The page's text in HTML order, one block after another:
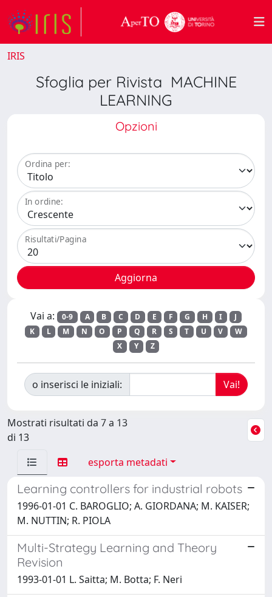
IRIS
Sfoglia per Rivista MACHINE
LEARNING
Opzioni
Ordina per:
In ordine:
Risultati/Pagina
Vai a: 0-9 A B C D E F G H I
J
K
L M N O P Q R S T U V
W
X
Y Z
o inserisci le iniziali:
Mostrati risultati da 7 a 13
di 13
esporta metadati
Learning controllers for industrial robots
1996-01-01 C. BAROGLIO; A. GIORDANA; M. KAISER;
M. NUTTIN; R. PIOLA
Multi-Strategy Learning and Theory
Revision
1993-01-01 L. Saitta; M. Botta; F. Neri